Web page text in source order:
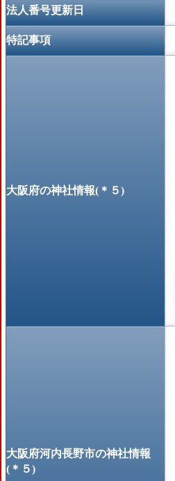
法人番号更新日
特記事項
大阪府の神社情報(＊５)
大阪府河内長野市の神社情報
(＊５)